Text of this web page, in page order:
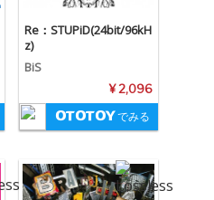
Re：STUPiD(24bit/96kH
z)
BiS
¥ 2,096
でみる